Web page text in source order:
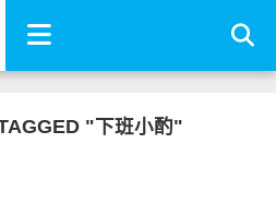
"下班小酌"